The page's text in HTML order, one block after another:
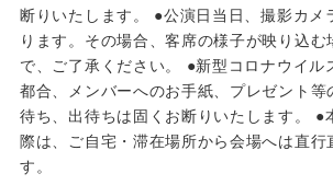
断りいたします。 ●公演日当日、撮影カメ
ります。その場合、客席の様子が映り込む
で、ご了承ください。 ●新型コロナウイル
都合、メンバーへのお手紙、プレゼント等
待ち、出待ちは固くお断りいたします。 ●
際は、ご自宅・滞在場所から会場へは直行
す。